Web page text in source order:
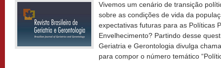
Vivemos um cenário de transição
sobre as condições de vida da
expectativas futuras para as Políticas
Envelhecimento? Partindo desse
Geriatria e Gerontologia divulga
para compor o número temático